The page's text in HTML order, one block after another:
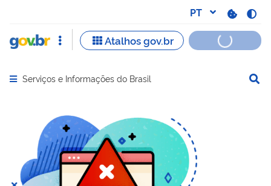
Abrir menu principal de navegação
Serviços e Informações do Brasil